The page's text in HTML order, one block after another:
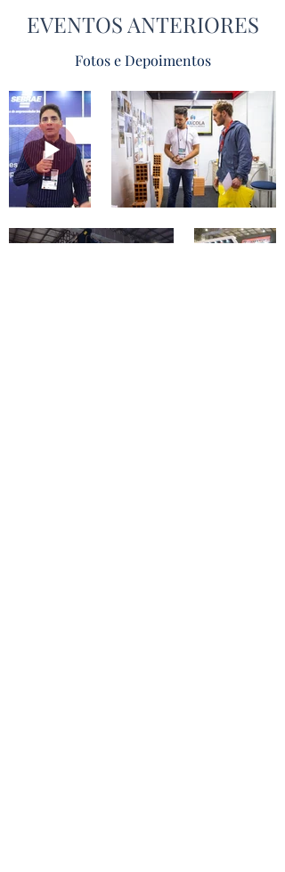
EVENTOS ANTERIORES
Fotos e Depoimentos